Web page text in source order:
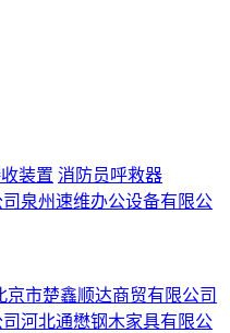
装置 消防员呼救器
泉州速维办公设备有限公
京市楚鑫顺达商贸有限公司
河北通懋钢木家具有限公